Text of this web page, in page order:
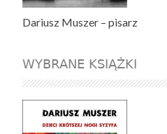
Dariusz Muszer – pisarz
WYBRANE KSIĄŻKI